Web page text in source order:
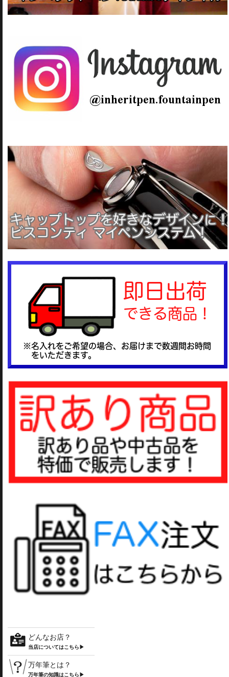
どんなお店？
当店についてはこちら▶
万年筆とは？
万年筆の知識はこちら▶